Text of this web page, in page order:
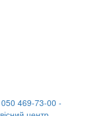
469-73-00 -